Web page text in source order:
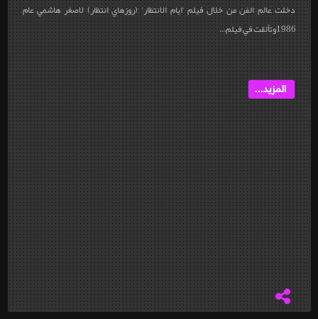
دخلت عالم الفن من خلال فيلم 'ايام الانتظار' (روزهاي انتظار) لاصغر هاشمي عام
1986وتألقت في فيلم...
المزيد...